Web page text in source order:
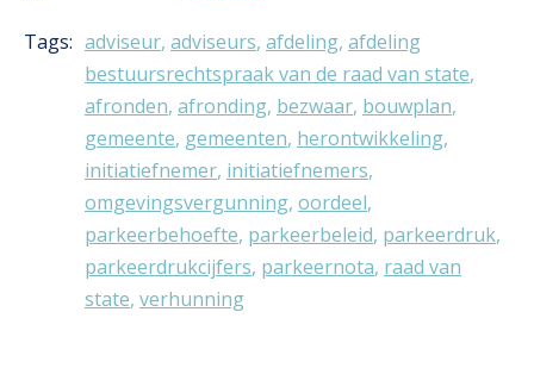
Tags: adviseur, adviseurs, afdeling, afdeling
bestuursrechtspraak van de raad van state,
afronden, afronding, bezwaar, bouwplan,
gemeente, gemeenten, herontwikkeling,
initiatiefnemer, initiatiefnemers,
omgevingsvergunning, oordeel,
parkeerbehoefte, parkeerbeleid, parkeerdruk,
parkeerdrukcijfers, parkeernota, raad van
state, verhunning